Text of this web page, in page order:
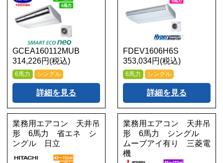
GCEA160112MUB
314,226円(税込)
6馬力 シングル
詳細を見る
FDEV1606H6S
353,034円(税込)
6馬力 シングル
詳細を見る
業務用エアコン 天井吊
形 6馬力 省エネ シ
ングル 日立
業務用エアコン 天井吊
形 6馬力 シングル
ムーブアイ有り 三菱電
機